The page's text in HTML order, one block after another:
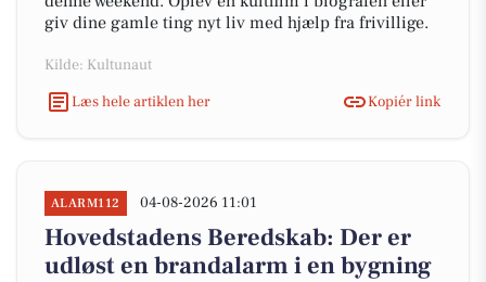
giv dine gamle ting nyt liv med hjælp fra frivillige.
Kilde: Kultunaut
Læs hele artiklen her
Kopiér link
ALARM112 04-08-2026 11:01
Hovedstadens Beredskab: Der er
udløst en brandalarm i en bygning